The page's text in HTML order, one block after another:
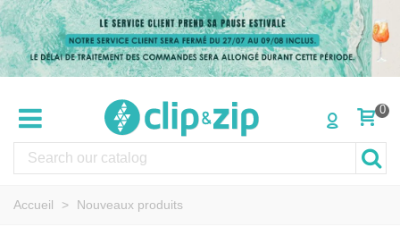
0
Accueil > Nouveaux produits